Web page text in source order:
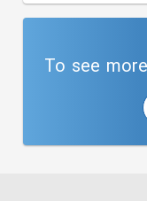
To see